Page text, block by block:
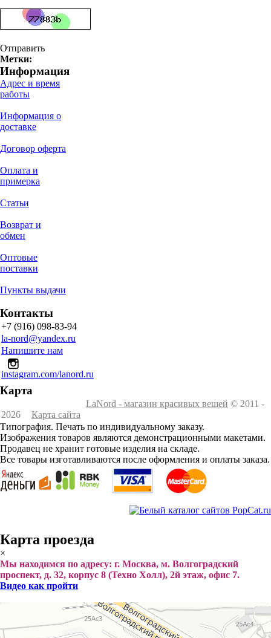
Отправить
Метки:
Информация
Адрес и время
работы
Информация о
доставке
Договор оферта
Оплата и
примерка
Статьи
Возврат и
обмен
Оптовые
поставки
Пункты выдачи
Контакты
+7 (916) 098-83-94
la-nord@yandex.ru
Напишите нам
instagram.com/lanord.ru
Карта
LaNord - магазин красивых вещей © 2011 -
2026
Карта сайта
Типография. Печать по индивидуальному заказу.
Изображения товаров являются демонстрационными макетами.
Продавец не хранит готовые изделия на складе.
Все товары изготавливаются после оформления и оплаты заказа.
Карта проезда
×
Мы находимся по адресу: г. Москва, м. Волгоградский
проспект, д. 32, корпус 8 (Техно Холл), 2й этаж, офис 7.
Видео как пройти